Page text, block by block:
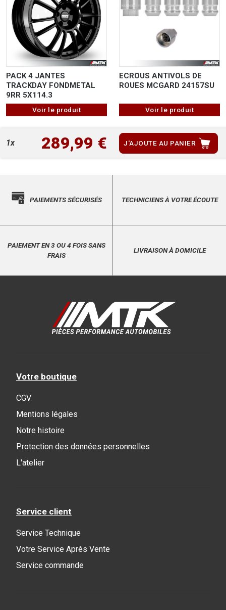
PACK 4 JANTES
TRACKDAY FONDMETAL
9RR 5X114.3
Voir le produit
ECROUS ANTIVOLS DE
ROUES MCGARD 24157SU
Voir le produit
1x 289,99 € J'AJOUTE AU PANIER
PAIEMENTS SÉCURISÉS TECHNICIENS À VOTRE ÉCOUTE
PAIEMENT EN 3 OU 4 FOIS SANS
FRAIS
LIVRAISON À DOMICILE
Votre boutique
CGV
Mentions légales
Notre histoire
Protection des données personnelles
L'atelier
Service client
Service Technique
Votre Service Après Vente
Service commande